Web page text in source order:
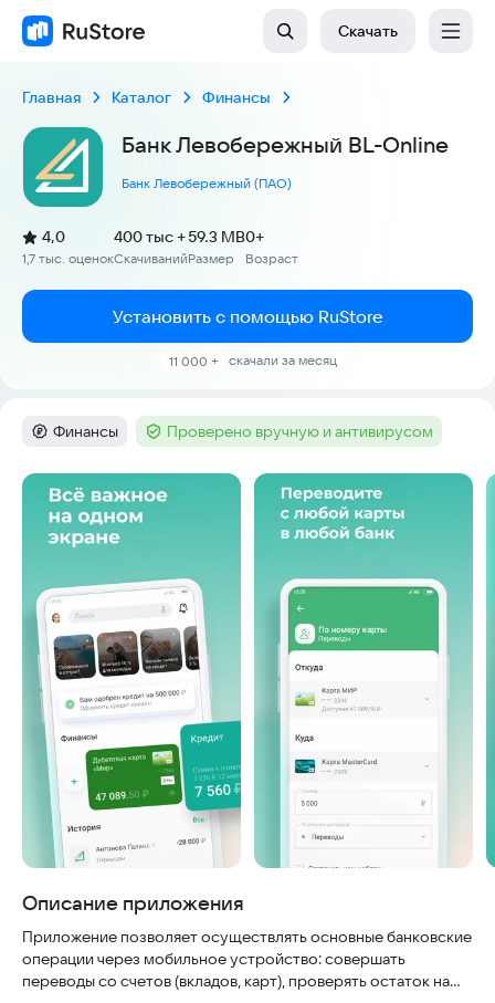
Скачать
Главная Каталог Финансы
Банк Левобережный BL-Online
Банк Левобережный (ПАО)
Рейтинг:
4,0
(
1,7 тыс. оценок
)
Скачиваний
400 тыс +
Размер
59.3 MB
Возраст
0+
Установить с помощью RuStore
11 000 + скачали за месяц
Категория:
Финансы Тег :Проверено вручную и антивирусом
Скриншоты
Описание приложения
Приложение позволяет осуществлять основные банковские
операции через мобильное устройство: совершать
переводы со счетов (вкладов, карт), проверять остаток на